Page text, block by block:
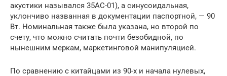
акустики назывался 35АС-01), а синусоидальная,
уклончиво названная в документации паспортной, — 90
Вт. Номинальная также была указана, но второй по
счету, что можно считать почти безобидной, по
нынешним меркам, маркетинговой манипуляцией.
По сравнению с китайцами из 90-х и начала нулевых,